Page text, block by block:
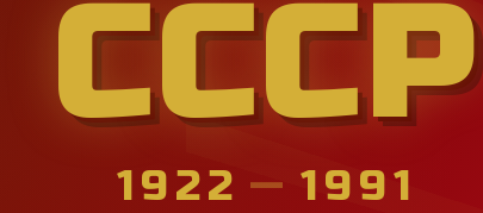
СССР
1922 — 1991